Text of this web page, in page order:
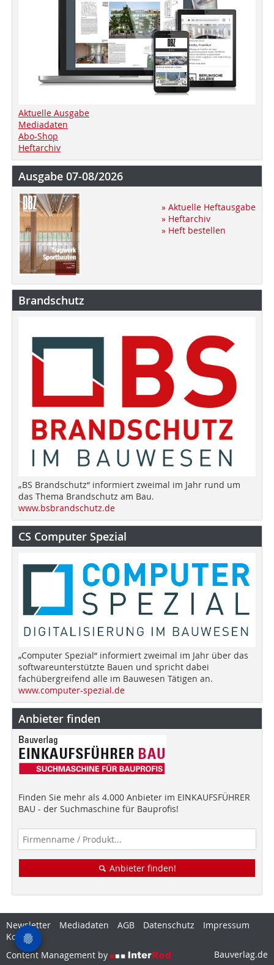
Aktuelle Ausgabe
Mediadaten
Abo-Shop
Heftarchiv
Ausgabe 07-08/2026
» Aktuelle Heftausgabe
» Heftarchiv
» Heft bestellen
Brandschutz
„BS Brandschutz“ informiert zweimal im Jahr rund um
das Thema Brandschutz am Bau.
www.bsbrandschutz.de
CS Computer Spezial
„Computer Spezial“ informiert zweimal im Jahr über das
softwareunterstützte Bauen und spricht dabei
fachübergreifend alle im Bauwesen Tätigen an.
www.computer-spezial.de
Anbieter finden
Finden Sie mehr als 4.000 Anbieter im EINKAUFSFÜHRER
BAU - der Suchmaschine für Bauprofis!
Anbieter finden!
Newsletter Mediadaten AGB Datenschutz
Impressum
Kontakt
Content Management by
Bauverlag.de